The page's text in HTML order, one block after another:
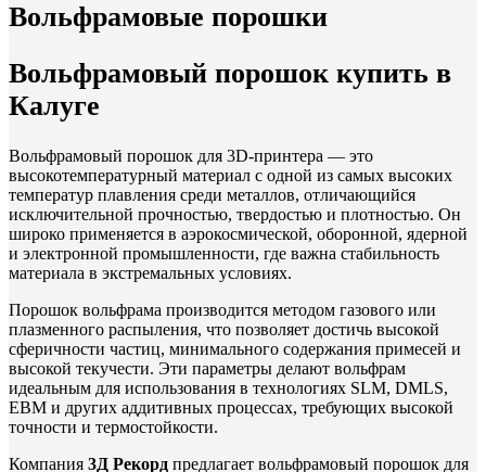
Вольфрамовые порошки
Вольфрамовый порошок купить в
Калуге
Вольфрамовый порошок для 3D-принтера — это
высокотемпературный материал с одной из самых высоких
температур плавления среди металлов, отличающийся
исключительной прочностью, твердостью и плотностью. Он
широко применяется в аэрокосмической, оборонной, ядерной
и электронной промышленности, где важна стабильность
материала в экстремальных условиях.
Порошок вольфрама производится методом газового или
плазменного распыления, что позволяет достичь высокой
сферичности частиц, минимального содержания примесей и
высокой текучести. Эти параметры делают вольфрам
идеальным для использования в технологиях SLM, DMLS,
EBM и других аддитивных процессах, требующих высокой
точности и термостойкости.
Компания 3Д Рекорд предлагает вольфрамовый порошок для